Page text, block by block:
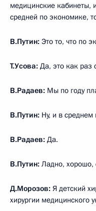
медицинские кабинеты,
средней по экономике,
В.Путин: Это то, что по
Т.Усова: Да, это как раз
В.Радаев: Мы по году
В.Путин: Ну, и в среднем
В.Радаев: Да.
В.Путин: Ладно, хорошо,
Д.Морозов: Я детский
хирургии медицинского